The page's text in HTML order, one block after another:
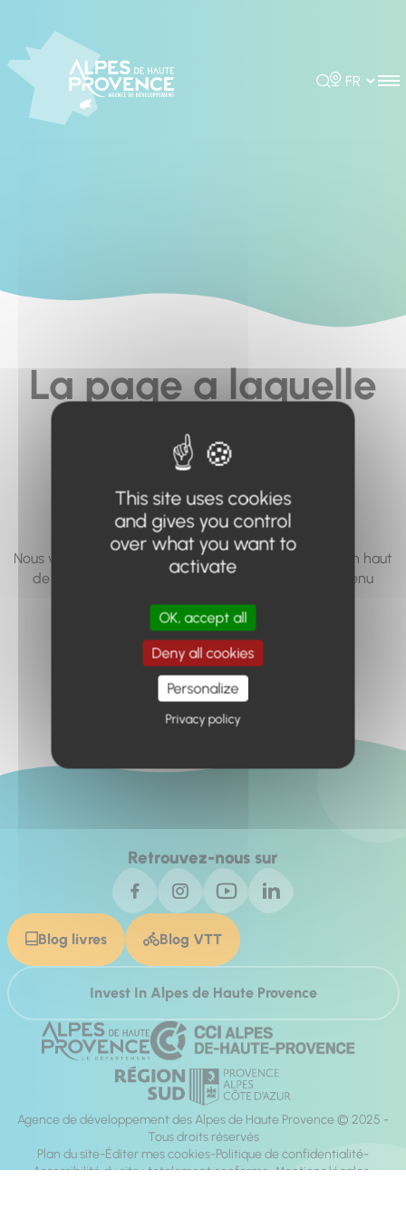
Rechercher
Choisir la
La page a laquelle
vous cherchez à
accéder n'existe
pas... ou plus.
Nous vous invitons à utiliser le moteur de recherche en haut
de page, ou à utiliser le menu pour trouver le contenu
Retour à l'accueil
Retrouvez-nous sur
Blog livres Blog VTT
Invest In Alpes de Haute Provence
Agence de développement des Alpes de Haute Provence © 2025 -
Tous droits réservés
Plan du site Éditer mes cookies Politique de confidentialité
Accessibilité du site : totalement conforme Mentions légales
This site uses cookies
and gives you control
over what you want to
activate
OK, accept all
Deny all cookies
Personalize
Privacy policy